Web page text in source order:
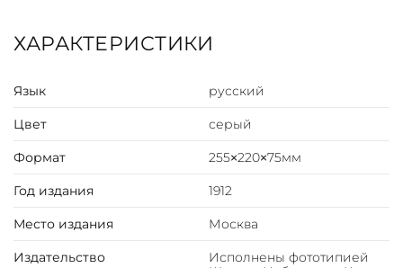
1900 по 1910 годы. Издавался в пользу погорелых
крестьян окрестностей Ясной Поляны. Лев Николаевич
друзей, за работой, на прогулках, а также альбом
ХАРАКТЕРИСТИКИ
Язык русский
Цвет серый
Формат 255×220×75мм
Год издания 1912
Место издания Москва
Издательство
Исполнены фототипией